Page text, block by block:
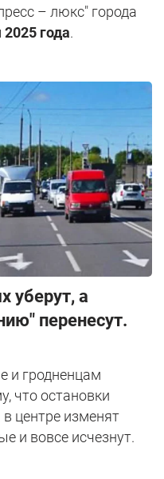
– люкс" города
2025 года.
уберут, а
перенесут.
и гродненцам
что остановки
центре изменят
и вовсе исчезнут.